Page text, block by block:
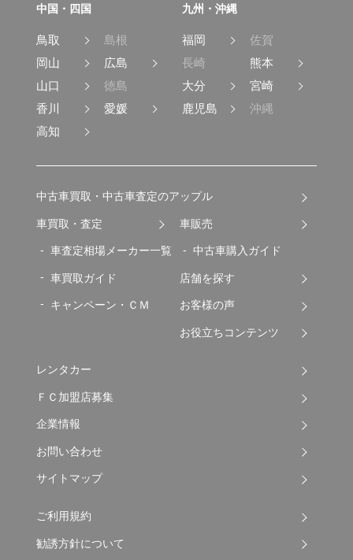
中国・四国
鳥取
島根
岡山
広島
山口
徳島
香川
愛媛
高知
九州・沖縄
福岡
佐賀
長崎
熊本
大分
宮崎
鹿児島
沖縄
中古車買取・中古車査定のアップル
車買取・査定
車査定相場メーカー一覧
車買取ガイド
キャンペーン・ＣＭ
車販売
中古車購入ガイド
店舗を探す
お客様の声
お役立ちコンテンツ
レンタカー
ＦＣ加盟店募集
企業情報
お問い合わせ
サイトマップ
ご利用規約
勧誘方針について